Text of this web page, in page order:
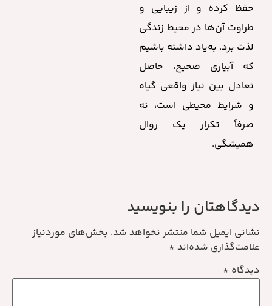
حفظ کرده و از زیبایی و
طراوت آن‌ها در محیط زندگی
لذت برد. به‌یاد داشته باشیم
که آبیاری صحیح، حاصل
تعادل بین نیاز واقعی گیاه
و شرایط محیطی است، نه
صرفاً تکرار یک روال
همیشگی.
دیدگاهتان را بنویسید
نشانی ایمیل شما منتشر نخواهد شد. بخش‌های موردنیاز
علامت‌گذاری شده‌اند *
دیدگاه *